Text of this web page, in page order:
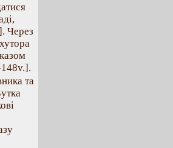
Через
та